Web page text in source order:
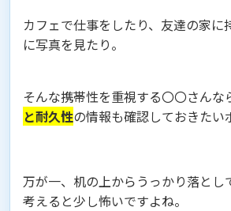
カフェで仕事をしたり、友達の家に
に写真を見たり。
そんな携帯性を重視する〇〇さんな
と耐久性の情報も確認しておきたい
万が一、机の上からうっかり落と
考えると少し怖いですよね。